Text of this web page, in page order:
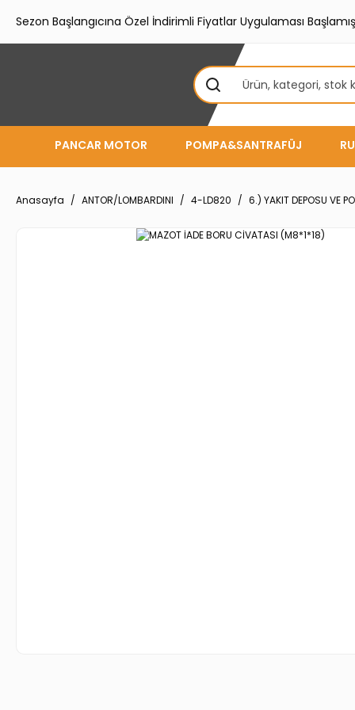
Sezon Başlangıcına Özel İndirimli Fiyatlar Uygulaması
PANCAR MOTOR POMPA&SANTRAFÜJ
Anasayfa ANTOR/LOMBARDINI 4-LD820 6.) YAKIT DEPOSU VE